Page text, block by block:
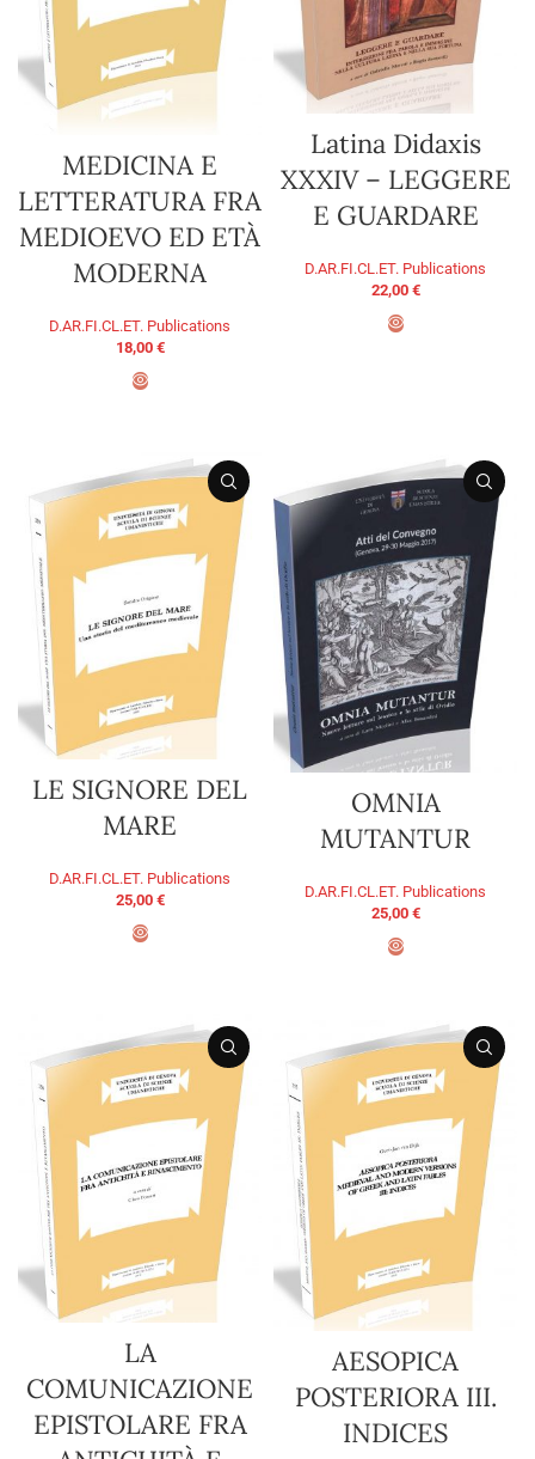
MEDICINA E
LETTERATURA FRA
MEDIOEVO ED ETÀ
MODERNA
D.AR.FI.CL.ET. Publications
18,00 €
Latina Didaxis
XXXIV – LEGGERE
E GUARDARE
D.AR.FI.CL.ET. Publications
22,00 €
LE SIGNORE DEL
MARE
D.AR.FI.CL.ET. Publications
25,00 €
OMNIA
MUTANTUR
D.AR.FI.CL.ET. Publications
25,00 €
LA
COMUNICAZIONE
EPISTOLARE FRA
AESOPICA
POSTERIORA III.
INDICES